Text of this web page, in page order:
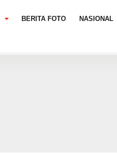
BERITA FOTO NASIONAL